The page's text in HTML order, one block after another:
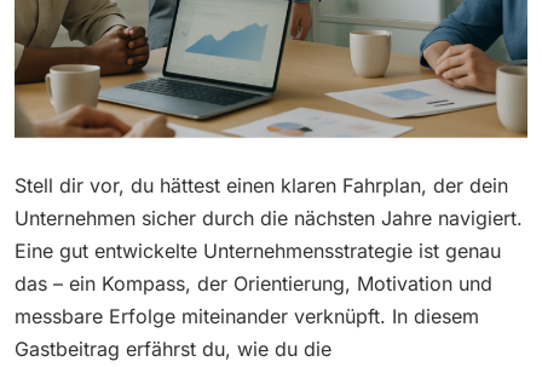
Stell dir vor, du hättest einen klaren Fahrplan, der dein
Unternehmen sicher durch die nächsten Jahre navigiert.
Eine gut entwickelte Unternehmensstrategie ist genau
das – ein Kompass, der Orientierung, Motivation und
messbare Erfolge miteinander verknüpft. In diesem
Gastbeitrag erfährst du, wie du die